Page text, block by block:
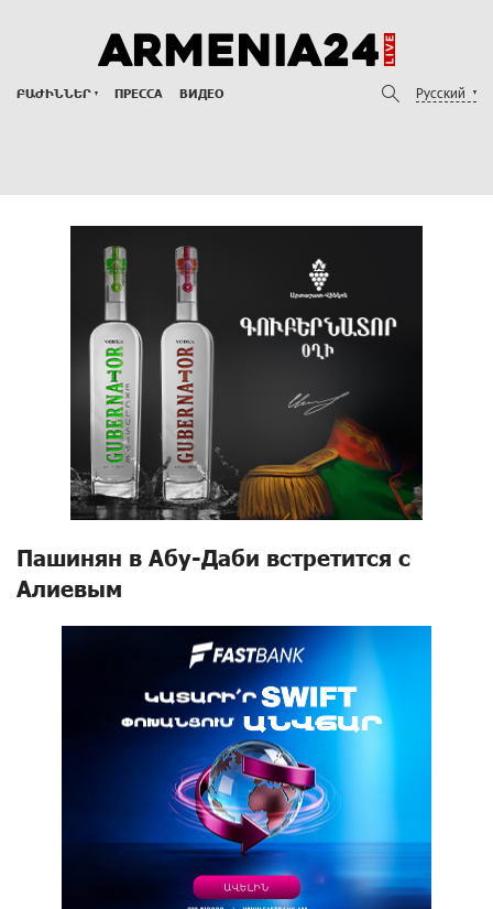
ԲԱԺԻՆՆԵՐ ПРЕССА ВИДЕО Русский
Пашинян в Абу-Даби встретится с
Алиевым